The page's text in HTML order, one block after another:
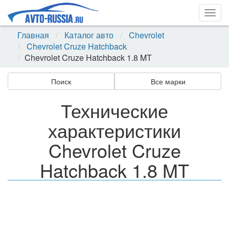
Главная
Каталог авто
Chevrolet
Chevrolet Cruze Hatchback
Chevrolet Cruze Hatchback 1.8 MT
Поиск Все марки
Технические
характеристики
Chevrolet Cruze
Hatchback 1.8 MT